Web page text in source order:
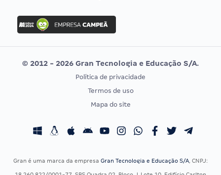
Concurso Ibama
Concurso MPU
Editais publicados
Vunesp
CONCURSOS POR PROFISSÃO
Concursos Fiscais
EXAME DE ORDEM
Calendário OAB
© 2012 - 2026 Gran Tecnologia e Educação S/A.
Política de privacidade
Termos de uso
Mapa do site
Gran é uma marca da empresa Gran Tecnologia e Educação S/A, CNPJ: